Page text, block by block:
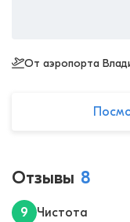
От аэропорта
Отзывы 8
9 Чистота